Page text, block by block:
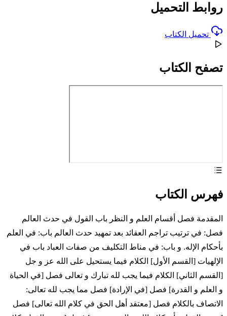
روابط التحميل
تحميل الكتاب
تصفح الكتاب
فهرس الكتاب
المقدمة فصل أقسام العلم و النظر باب القول في حدث العالم
فصل: في ترتيب تراجم العقائد بعد تمهيد حدث العالم باب: في العلم
بأحكام الإله. و باب: في مناط التكليف من صفات العباد باب في
الإلهيات [القسم الأول] الكلام فيما يستحيل على الله عز و جل
[القسم الثاني] الكلام فيما يجب لله تبارك و تعالى فصل [في الحياة
و العلم و القدرة] فصل [في الإرادة] فصل مما يجب لله تعالى:
الاتصاف بالكلام فصل [معتقد أهل الحق في كلام الله تعالى] فصل